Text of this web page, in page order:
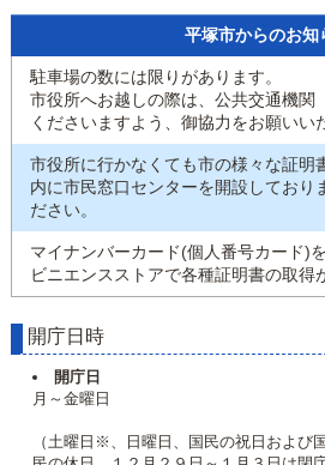
平塚市からのお知
駐車場の数には限りがあります。
市役所へお越しの際は、公共交通機関
くださいますよう、御協力をお願いい
市役所に行かなくても市の様々な証明
内に市民窓口センターを開設しており
ださい。
マイナンバーカード(個人番号カード)
ビニエンスストアで各種証明書の取得
開庁日時
開庁日
月～金曜日
（土曜日※、日曜日、国民の祝日および